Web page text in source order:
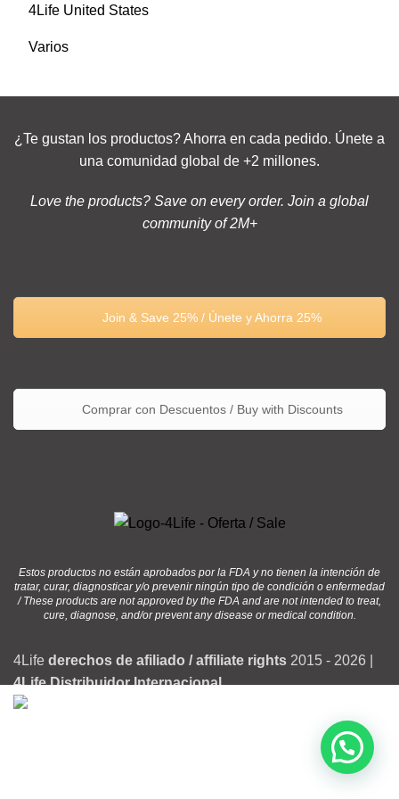
4Life United States
Varios
¿Te gustan los productos? Ahorra en cada pedido. Únete a
una comunidad global de +2 millones.
Love the products? Save on every order. Join a global
community of 2M+
Join & Save 25% / Únete y Ahorra 25%
Comprar con Descuentos / Buy with Discounts
Estos productos no están aprobados por la FDA y no tienen la intención de
tratar, curar, diagnosticar y/o prevenir ningún tipo de condición o enfermedad
/ These products are not approved by the FDA and are not intended to treat,
cure, diagnose, and/or prevent any disease or medical condition.
4Life derechos de afiliado / affiliate rights 2015 - 2026 |
4Life Distribuidor Internacional